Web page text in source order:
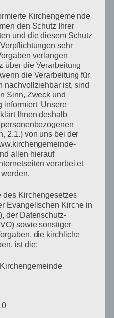
von Stefanie Bahlinger,
im Januar 2026
Donnerstag
FrFreitag
SaSamstag
11.
Januar
2026
●
(1
Veranstaltung)
22.
Januar
2026
●●
(2
Veranstaltungen)
33.
Januar
2026
●●
(2
88.
Januar
2026
●
(1
Veranstaltung)
99.
Januar
2026
●●
(2
1010.
2026
●●
(2
1515.
Januar
●
Veranstaltung)
1616.
Veranstaltung)
1717.
18
Januar
2026
●
(1
Veranstaltung)
Januar
2026
●
(1
Veranstaltung)
Januar
2026
●●
(2
2026
(2
29.
Januar
2026
●
(1
Veranstaltung)
3030.
Januar
2026
●
(1
Veranstaltung)
3131.
Januar
2026
●●
(2
11.
Kirchengemeinde
den Schutz Ihrer
und die diesem Schutz
sehr
verlangen
über die Verarbeitung
die Verarbeitung für
nachvollziehbar ist, sind
Sinn, Zweck und
informiert. Unsere
Ihnen deshalb
2.1.) von uns bei der
allen hierauf
verarbeitet
des Kirchengesetzes
Evangelischen Kirche in
der Datenschutz-
sowie sonstiger
die kirchliche
ist die: